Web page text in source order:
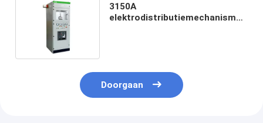
3150A
elektrodistributiemechanisme
Doorgaan